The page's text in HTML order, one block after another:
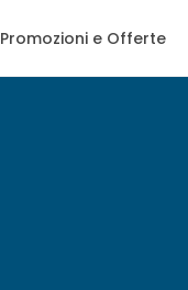
Promozioni e Offerte